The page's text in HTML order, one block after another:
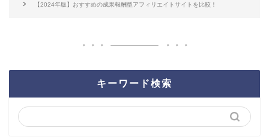
【2024年版】おすすめの成果報酬型アフィリエイトサイトを比較！
キーワード検索